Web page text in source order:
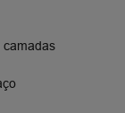
camadas